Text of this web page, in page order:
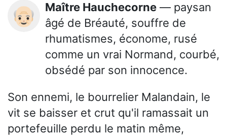
👴🏻 Maître Hauchecorne — paysan
âgé de Bréauté, souffre de
rhumatismes, économe, rusé
comme un vrai Normand, courbé,
obsédé par son innocence.
Son ennemi, le bourrelier Malandain, le
vit se baisser et crut qu'il ramassait un
portefeuille perdu le matin même,